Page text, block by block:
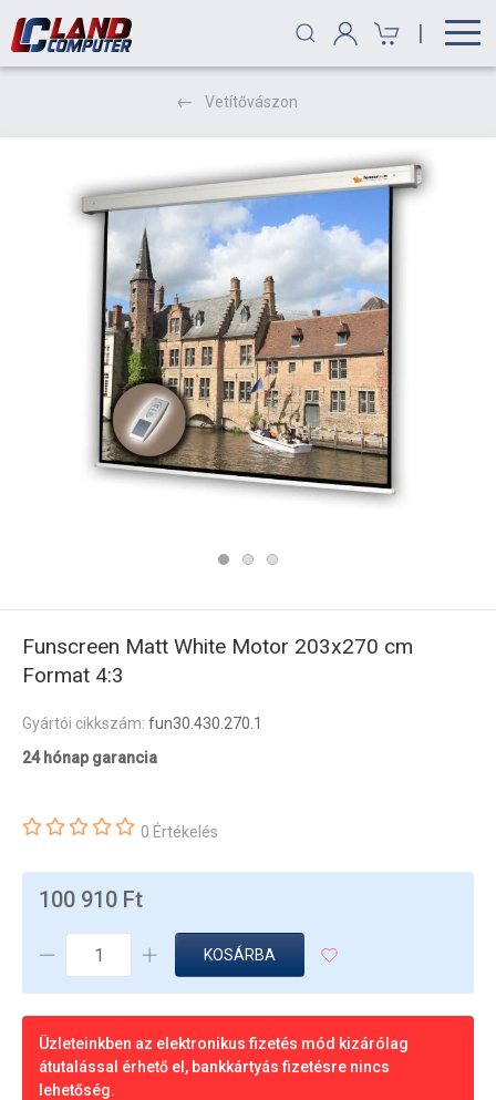
|
Vetítővászon
Funscreen Matt White Motor 203x270 cm
Format 4:3
Gyártói cikkszám: fun30.430.270.1
24 hónap garancia
0 Értékelés
100 910 Ft
KOSÁRBA
Üzleteinkben az elektronikus fizetés mód kizárólag
átutalással érhető el, bankkártyás fizetésre nincs
lehetőség.